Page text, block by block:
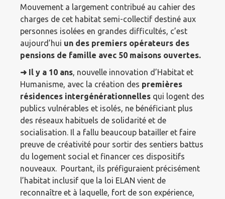
Mouvement a largement contribué au cahier des
charges de cet habitat semi-collectif destiné aux
personnes isolées en grandes difficultés, c’est
aujourd’hui un des premiers opérateurs des
pensions de famille avec 50 maisons ouvertes.
➜ Il y a 10 ans, nouvelle innovation d’Habitat et
Humanisme, avec la création des premières
résidences intergénérationnelles qui logent des
publics vulnérables et isolés, ne bénéficiant plus
des réseaux habituels de solidarité et de
socialisation. Il a fallu beaucoup batailler et faire
preuve de créativité pour sortir des sentiers battus
du logement social et financer ces dispositifs
nouveaux. Pourtant, ils préfiguraient précisément
l’habitat inclusif que la loi ELAN vient de
reconnaître et à laquelle, fort de son expérience,